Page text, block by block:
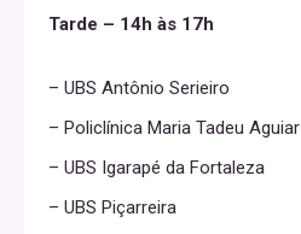
Tarde – 14h às 17h
– UBS Antônio Serieiro
– Policlínica Maria Tadeu Aguiar
– UBS Igarapé da Fortaleza
– UBS Piçarreira